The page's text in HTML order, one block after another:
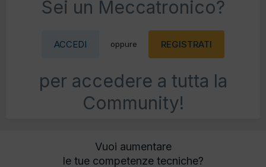
Sei un Meccatronico?
ACCEDI oppure REGISTRATI
per accedere a tutta la
Community!
Vuoi aumentare
le tue competenze tecniche?